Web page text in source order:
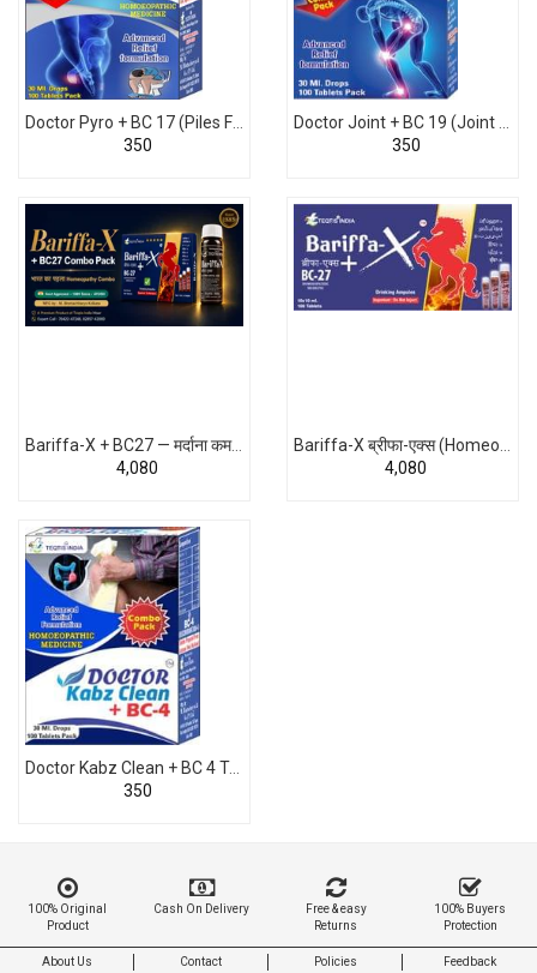
₹350
₹350
Bariffa-X + BC27 — मर्दाना कमज़ोरी, ED और शीघ्रपतन के लिए एडवांस होम्योपैथिक समाधान | भारत का पहला Combo Pack
₹4,080
₹4,080
Doctor Kabz Clean + BC 4 Tablet (Constipation Medicine)
₹350
100% Original
Product
Cash On Delivery
Free & easy
Returns
100% Buyers
Protection
About Us Contact Policies Feedback